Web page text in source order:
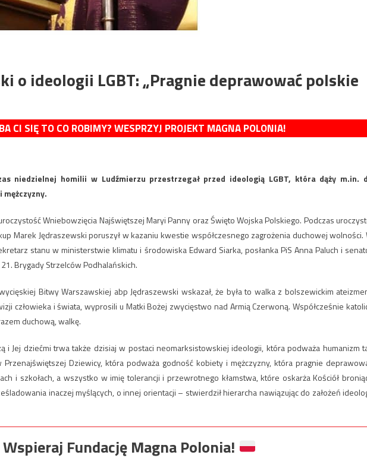
o ideologii LGBT: „Pragnie deprawować polskie
CI SIĘ TO CO ROBIMY? WESPRZYJ PROJEKT MAGNA POLONIA!
niedzielnej homilii w Ludźmierzu przestrzegał przed ideologią LGBT, która dąży m.in.
Wniebowzięcia Najświętszej Maryi Panny oraz Święto Wojska Polskiego. Podczas
Marek Jędraszewski poruszył w kazaniu kwestie współczesnego zagrożenia duchowej wolności.
stanu w ministerstwie klimatu i środowiska Edward Siarka, posłanka PiS Anna Paluch i
Brygady Strzelców Podhalańskich.
Bitwy Warszawskiej abp Jędraszewski wskazał, że była to walka z bolszewickim
człowieka i świata, wyprosili u Matki Bożej zwycięstwo nad Armią Czerwoną. Współcześnie
duchową, walkę.
i Jej dziećmi trwa także dzisiaj w postaci neomarksistowskiej ideologii, która podważa humanizm
Dziewicy, która podważa godność kobiety i mężczyzny, która pragnie
i szkołach, a wszystko w imię tolerancji i przewrotnego kłamstwa, które oskarża Kościół
inaczej myślących, o innej orientacji – stwierdził hierarcha nawiązując do założeń
Wspieraj Fundację Magna Polonia!